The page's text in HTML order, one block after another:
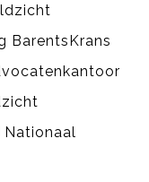
BarentsKrans
Nationaal